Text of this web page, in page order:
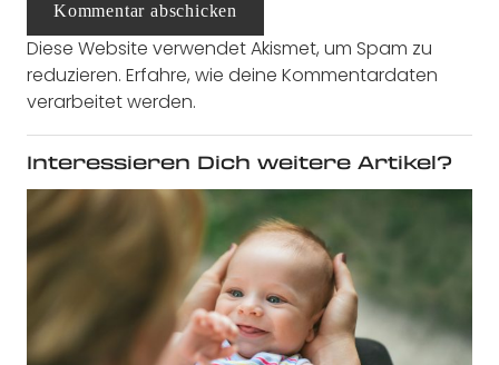
Kommentar abschicken
Diese Website verwendet Akismet, um Spam zu
reduzieren. Erfahre, wie deine Kommentardaten
verarbeitet werden.
Interessieren Dich weitere Artikel?